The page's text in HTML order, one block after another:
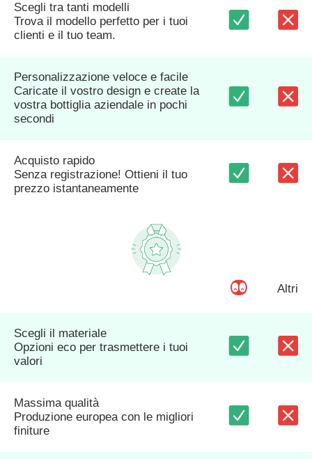
Scegli tra tanti modelli
Trova il modello perfetto per i tuoi
clienti e il tuo team.
Personalizzazione veloce e facile
Caricate il vostro design e create la
vostra bottiglia aziendale in pochi
secondi
Acquisto rapido
Senza registrazione! Ottieni il tuo
prezzo istantaneamente
Altri
Scegli il materiale
Opzioni eco per trasmettere i tuoi
valori
Massima qualità
Produzione europea con le migliori
finiture